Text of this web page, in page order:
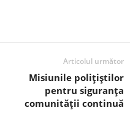
Articolul următor
Misiunile polițiștilor
pentru siguranța
comunității continuă